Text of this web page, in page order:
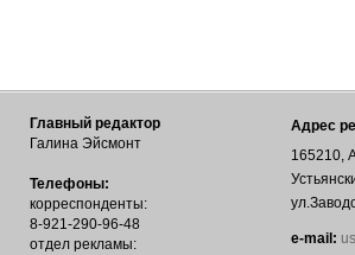
Главный редактор
Галина Эйсмонт
Телефоны:
корреспонденты:
8-921-290-96-48
отдел рекламы:
Адрес
165210,
е-mail: